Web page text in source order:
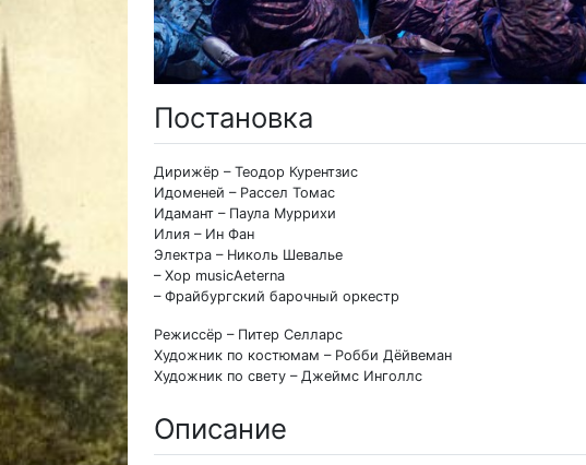
Постановка
Дирижёр – Теодор Курентзис
Идоменей – Рассел Томас
Идамант – Паула Муррихи
Илия – Ин Фан
Электра – Николь Шевалье
– Хор musicAeterna
– Фрайбургский барочный оркестр
Режиссёр – Питер Селларс
Художник по костюмам – Робби Дёйвеман
Художник по свету – Джеймс Инголлс
Описание